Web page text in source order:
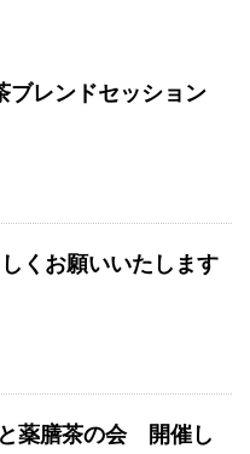
ブレンドセッション
くお願いいたします
薬膳茶の会 開催し